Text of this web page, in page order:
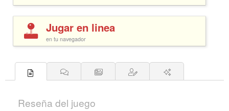
Jugar en linea
en tu navegador
Reseña del juego